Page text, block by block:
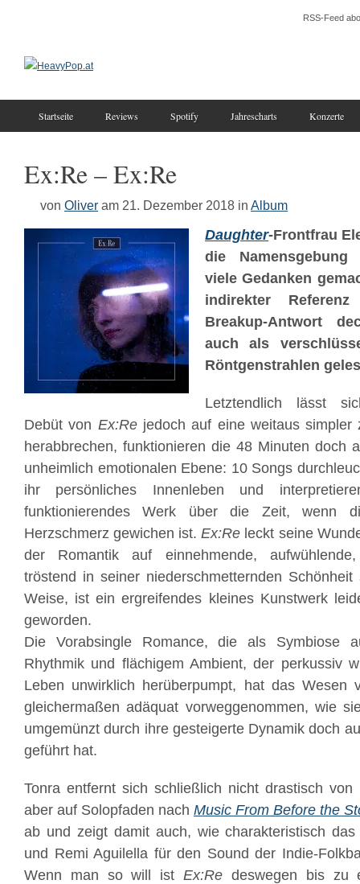
RSS-Feed
Startseite Reviews Spotify Jahrescharts Konzerte
Ex:Re – Ex:Re
von Oliver am 21. Dezember 2018 in Album
Daughter-Frontfrau
die
viele Gedanken
indirekter
Breakup-Antwort
auch als
Röntgenstrahlen
Letztendlich lässt
Debüt von Ex:Rejedoch auf eine weitaus simpler
herabbrechen, funktionieren die 48 Minuten doch
unheimlich emotionalen Ebene: 10 Songs
ihr persönliches Innenleben und
funktionierendes Werk über die Zeit, wenn
Herzschmerz gewichen ist.Ex:Re leckt seine
der Romantik auf einnehmende,
tröstend in seiner niederschmetternden
Weise, ist ein ergreifendes kleines Kunstwerk
geworden.
Die Vorabsingle Romance, die als Symbiose
Rhythmik und flächigem Ambient, der perkussiv
Leben unwirklich herüberpumpt, hat das Wesen
gleichermaßen adäquat vorweggenommen, wie
umgemünzt durch ihre gesteigerte Dynamik doch
geführt hat.
Tonra entfernt sich schließlich nicht drastisch von
aber auf Solopfaden nach Music From Before the
ab und zeigt damit auch, wie charakteristisch
und Remi Aguilella für den Sound der Indie-
Wenn man so will istEx:Re deswegen bis zu